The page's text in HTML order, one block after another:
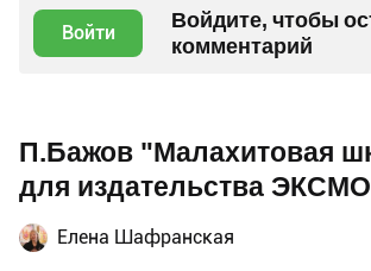
Войти
Войдите, чтобы
комментарий
П.Бажов "Малахитовая
для издательства ЭКСМО
Елена Шафранская